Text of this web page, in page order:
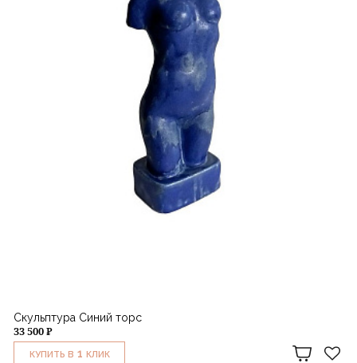
Скульптура Синий торс
33 500 ₽
КУПИТЬ В 1 КЛИК